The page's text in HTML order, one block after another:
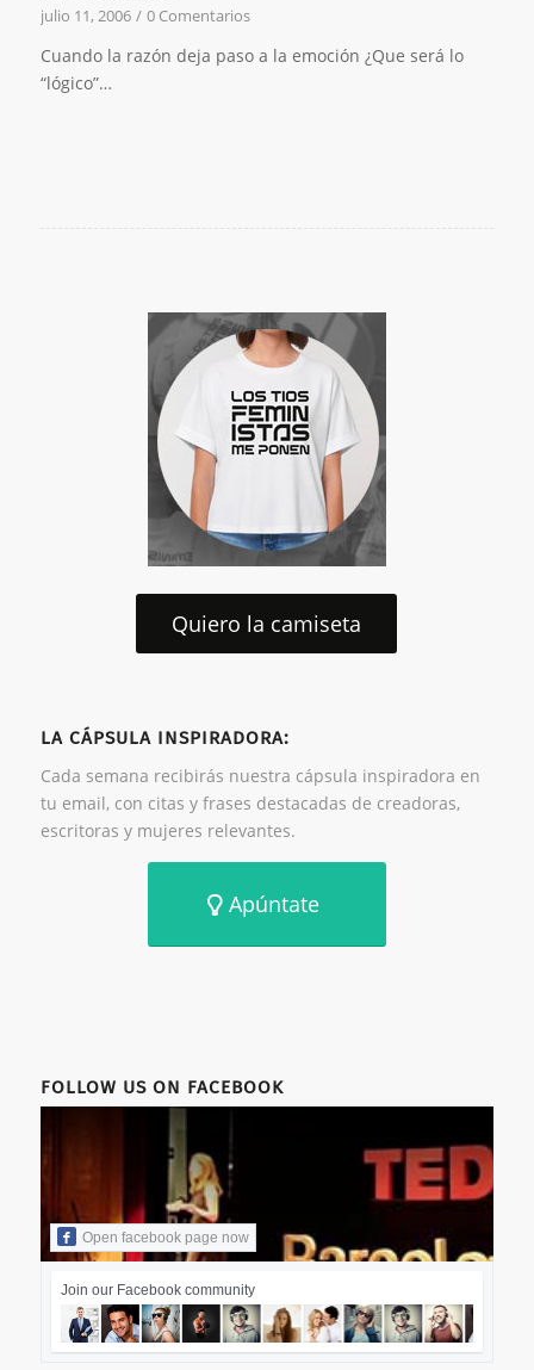
julio 11, 2006 / 0 Comentarios
Cuando la razón deja paso a la emoción ¿Que será lo
“lógico”…
Quiero la camiseta
LA CÁPSULA INSPIRADORA:
Cada semana recibirás nuestra cápsula inspiradora en
tu email, con citas y frases destacadas de creadoras,
escritoras y mujeres relevantes.
Apúntate
FOLLOW US ON FACEBOOK
Open facebook page now
Join our Facebook community